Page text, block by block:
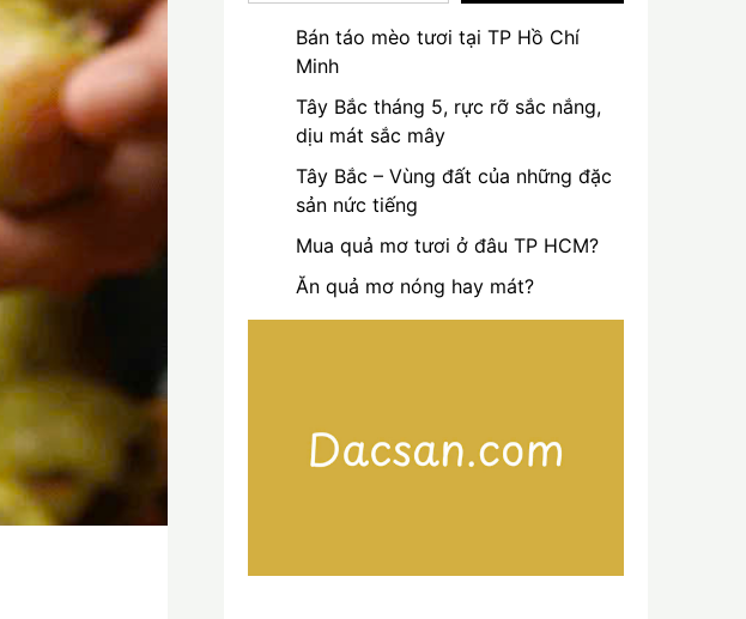
Bán táo mèo tươi tại TP Hồ Chí
Minh
Tây Bắc tháng 5, rực rỡ sắc nắng,
dịu mát sắc mây
Tây Bắc – Vùng đất của những đặc
sản nức tiếng
Mua quả mơ tươi ở đâu TP HCM?
Ăn quả mơ nóng hay mát?